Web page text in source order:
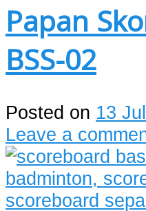
Papan
BSS-02
Posted on 13
Leave a